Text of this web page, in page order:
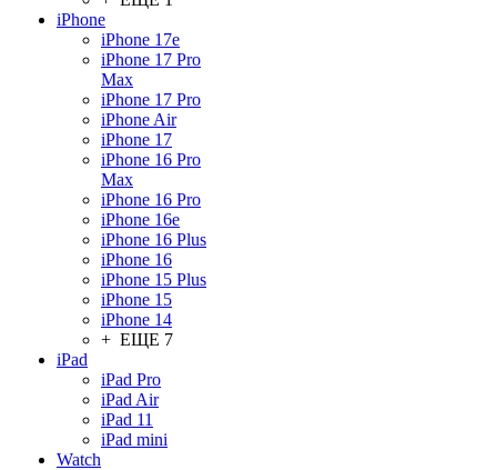
iPhone
iPhone 17e
iPhone 17 Pro
Max
iPhone 17 Pro
iPhone Air
iPhone 17
iPhone 16 Pro
Max
iPhone 16 Pro
iPhone 16e
iPhone 16 Plus
iPhone 16
iPhone 15 Plus
iPhone 15
iPhone 14
+ ЕЩЕ 7
iPad
iPad Pro
iPad Air
iPad 11
iPad mini
Watch